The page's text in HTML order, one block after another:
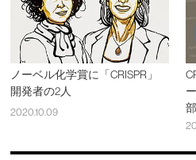
ノーベル化学賞に「CRISPR」
開発者の2人
2020.10.09